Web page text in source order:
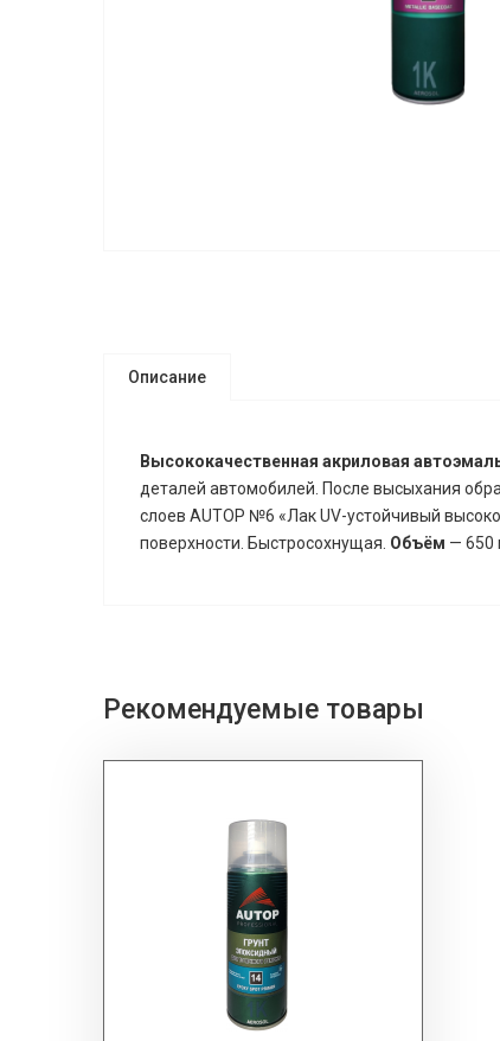
Описание
Высококачественная акриловая
деталей автомобилей. После высыхания
слоев AUTOP №6 «Лак UV-устойчивый
поверхности. Быстросохнущая. Объём — 650
Рекомендуемые товары